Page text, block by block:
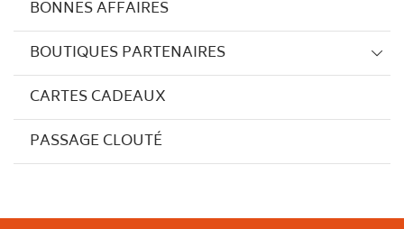
BONNES AFFAIRES
BOUTIQUES PARTENAIRES
CARTES CADEAUX
PASSAGE CLOUTÉ